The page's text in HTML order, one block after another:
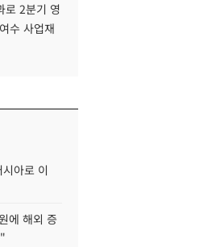
로 2분기 영
수 사업재
아로 이
에 해외 증